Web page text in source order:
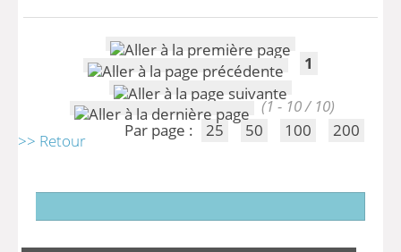
1
(1 - 10 / 10)
Par page :
25 50 100 200
>> Retour